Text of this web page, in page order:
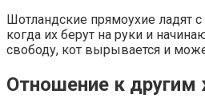
Шотландские прямоухие ладят
когда их берут на руки и
свободу, кот вырывается и
Отношение к